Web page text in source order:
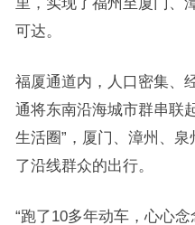
可达。
福厦通道内，人口密集、
通将东南沿海城市群串联
生活圈”，厦门、漳州、泉
了沿线群众的出行。
“跑了10多年动车，心心